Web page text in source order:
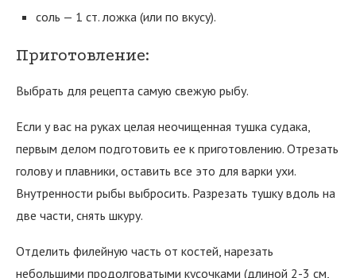
соль — 1 ст. ложка (или по вкусу).
Приготовление:
Выбрать для рецепта самую свежую рыбу.
Если у вас на руках целая неочищенная тушка судака,
первым делом подготовить ее к приготовлению. Отрезать
голову и плавники, оставить все это для варки ухи.
Внутренности рыбы выбросить. Разрезать тушку вдоль на
две части, снять шкуру.
Отделить филейную часть от костей, нарезать
небольшими продолговатыми кусочками (длиной 2-3 см,